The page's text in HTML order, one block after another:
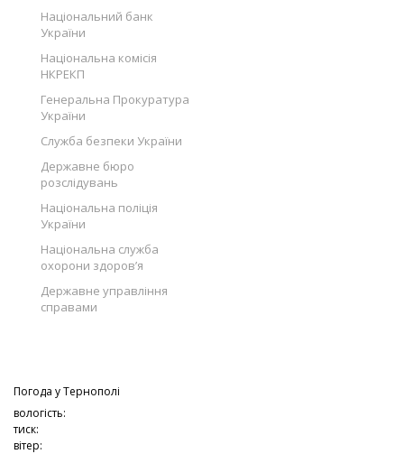
Національний банк
України
Національна комісія
НКРЕКП
Генеральна Прокуратура
України
Служба безпеки України
Державне бюро
розслідувань
Національна поліція
України
Національна служба
охорони здоров’я
Державне управління
справами
Погода уТернополі
вологість:
тиск:
вітер: